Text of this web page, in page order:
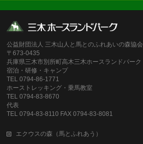
公益財団法人 三木山人と馬とのふれあいの森協会
〒673-0435
兵庫県三木市別所町高木三木ホースランドパーク
宿泊・研修・キャンプ
TEL 0794-86-1771
ホーストレッキング・乗馬教室
TEL 0794-83-8670
代表
TEL 0794-83-8110 FAX 0794-83-8081
エクウスの森（馬とふれあう）